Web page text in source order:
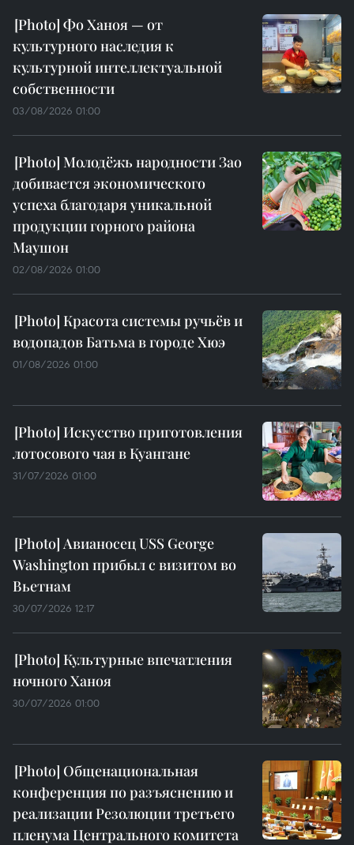
Фо Ханоя — от
культурного наследия к
культурной интеллектуальной
собственности
03/08/2026 01:00
Молодёжь народности Зао
добивается экономического
успеха благодаря уникальной
продукции горного района
Маушон
02/08/2026 01:00
Красота системы ручьёв и
водопадов Батьма в городе Хюэ
01/08/2026 01:00
Искусство приготовления
лотосового чая в Куангане
31/07/2026 01:00
Авианосец USS George
Washington прибыл с визитом во
Вьетнам
30/07/2026 12:17
Культурные впечатления
ночного Ханоя
30/07/2026 01:00
Общенациональная
конференция по разъяснению и
реализации Резолюции третьего
пленума Центрального комитета